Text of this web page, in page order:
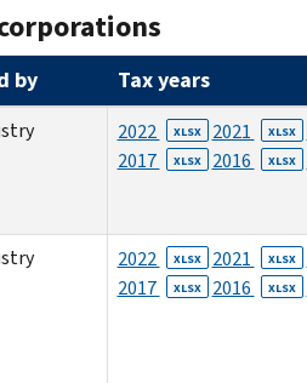
by Tax years
2022 XLSX 2021 XLSX
2017 XLSX 2016 XLSX
2022 XLSX 2021 XLSX
2017 XLSX 2016 XLSX